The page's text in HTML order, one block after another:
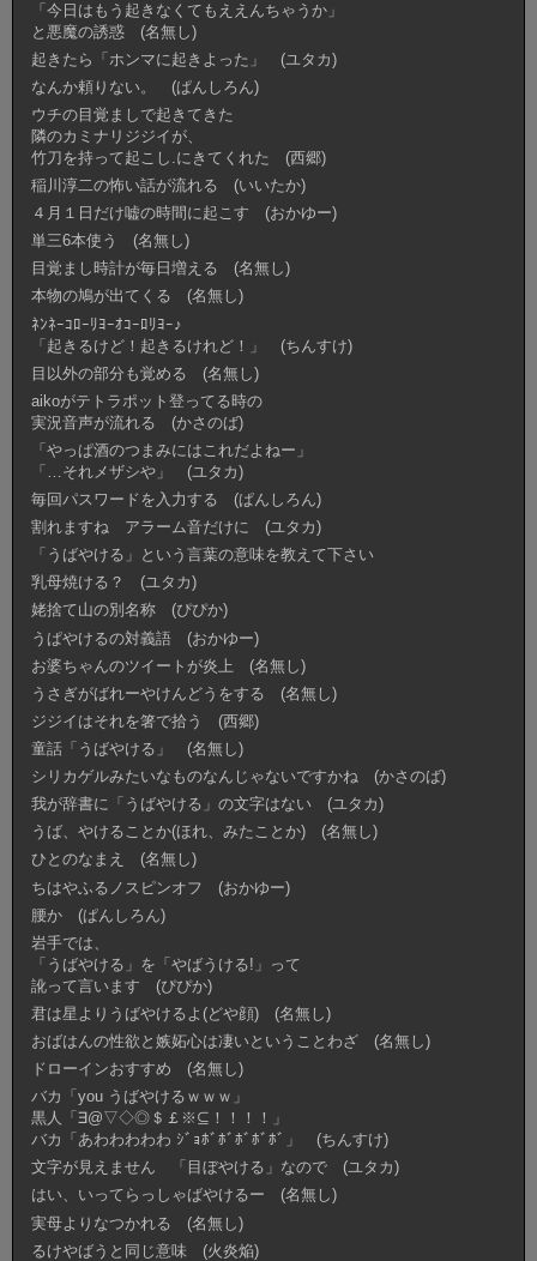
「今日はもう起きなくてもええんちゃうか」
と悪魔の誘惑 (名無し)
起きたら「ホンマに起きよった」 (ユタカ)
なんか頼りない。 (ぱんしろん)
ウチの目覚ましで起きてきた
隣のカミナリジジイが、
竹刀を持って起こし.にきてくれた (西郷)
稲川淳二の怖い話が流れる (いいたか)
４月１日だけ嘘の時間に起こす (おかゆー)
単三6本使う (名無し)
目覚まし時計が毎日増える (名無し)
本物の鳩が出てくる (名無し)
ﾈﾝﾈｰｺﾛｰﾘﾖｰｵｺｰﾛﾘﾖｰ♪
「起きるけど！起きるけれど！」 (ちんすけ)
目以外の部分も覚める (名無し)
aikoがテトラポット登ってる時の
実況音声が流れる (かさのば)
「やっぱ酒のつまみにはこれだよねー」
「…それメザシや」 (ユタカ)
毎回パスワードを入力する (ぱんしろん)
割れますね アラーム音だけに (ユタカ)
「うばやける」という言葉の意味を教えて下さい
乳母焼ける？ (ユタカ)
姥捨て山の別名称 (ぴぴか)
うぱやけるの対義語 (おかゆー)
お婆ちゃんのツイートが炎上 (名無し)
うさぎがばれーやけんどうをする (名無し)
ジジイはそれを箸で拾う (西郷)
童話「うばやける」 (名無し)
シリカゲルみたいなものなんじゃないですかね (かさのば)
我が辞書に「うばやける」の文字はない (ユタカ)
うば、やけることか(ほれ、みたことか) (名無し)
ひとのなまえ (名無し)
ちはやふるノスピンオフ (おかゆー)
腰か (ぱんしろん)
岩手では、
「うばやける」を「やばうける!」って
訛って言います (ぴぴか)
君は星よりうばやけるよ(どや顔) (名無し)
おばはんの性欲と嫉妬心は凄いということわざ (名無し)
ドローインおすすめ (名無し)
バカ「you うばやけるｗｗｗ」
黒人「∃@▽◇◎＄￡※⊆！！！！」
バカ「あわわわわわ ｼﾞｮﾎﾞﾎﾞﾎﾞﾎﾞﾎﾞ」 (ちんすけ)
文字が見えません 「目ぼやける」なので (ユタカ)
はい、いってらっしゃばやけるー (名無し)
実母よりなつかれる (名無し)
るけやばうと同じ意味 (火炎焔)